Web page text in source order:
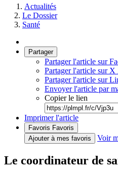
Actualités
Le Dossier
Santé
Partager
Partager l'article sur
Partager l'article sur X
Partager l'article sur
Envoyer l'article par
Copier le lien
Imprimer l'article
Favoris Favoris
Ajouter à mes favoris
Voir
Le coordinateur de